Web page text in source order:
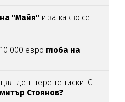
"Майя" и за какво се
000 евро глоба на
цял ден пере тениски: С
Стоянов?